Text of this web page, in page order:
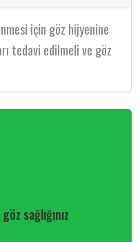
için göz hijyenine
tedavi edilmeli ve göz
sağlığınız